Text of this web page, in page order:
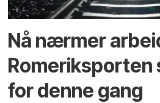
Nå nærmer
Romeriksporten
for denne gang